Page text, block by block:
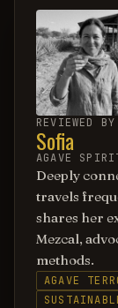
REVIEWED BY
Sofia
AGAVE
Deeply
travels
shares her
Mezcal,
methods.
AGAVE